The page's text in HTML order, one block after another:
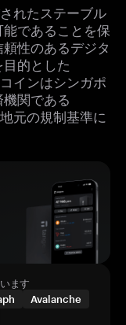
れたステーブル
であることを保
性のあるデジタ
的とした
インはシンガポ
関である
元の規制基準に
ます
Avalanche